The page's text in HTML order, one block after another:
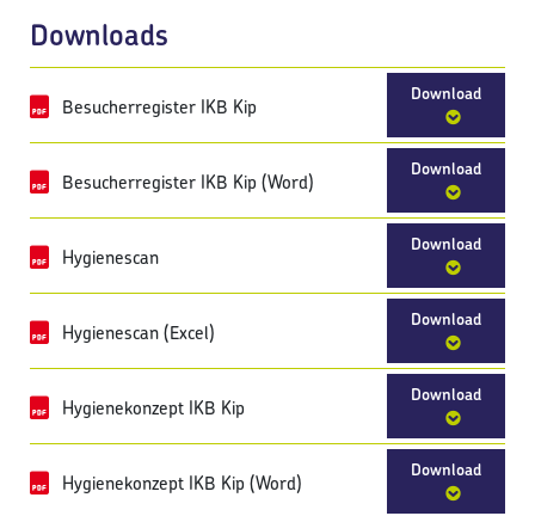
Downloads
Besucherregister IKB Kip
Download
Besucherregister IKB Kip (Word)
Download
Hygienescan
Download
Hygienescan (Excel)
Download
Hygienekonzept IKB Kip
Download
Hygienekonzept IKB Kip (Word)
Download